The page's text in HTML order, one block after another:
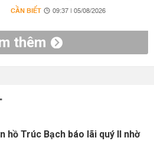
CẦN BIẾT 09:37 | 05/08/2026
thêm
hồ Trúc Bạch báo lãi quý II nhờ